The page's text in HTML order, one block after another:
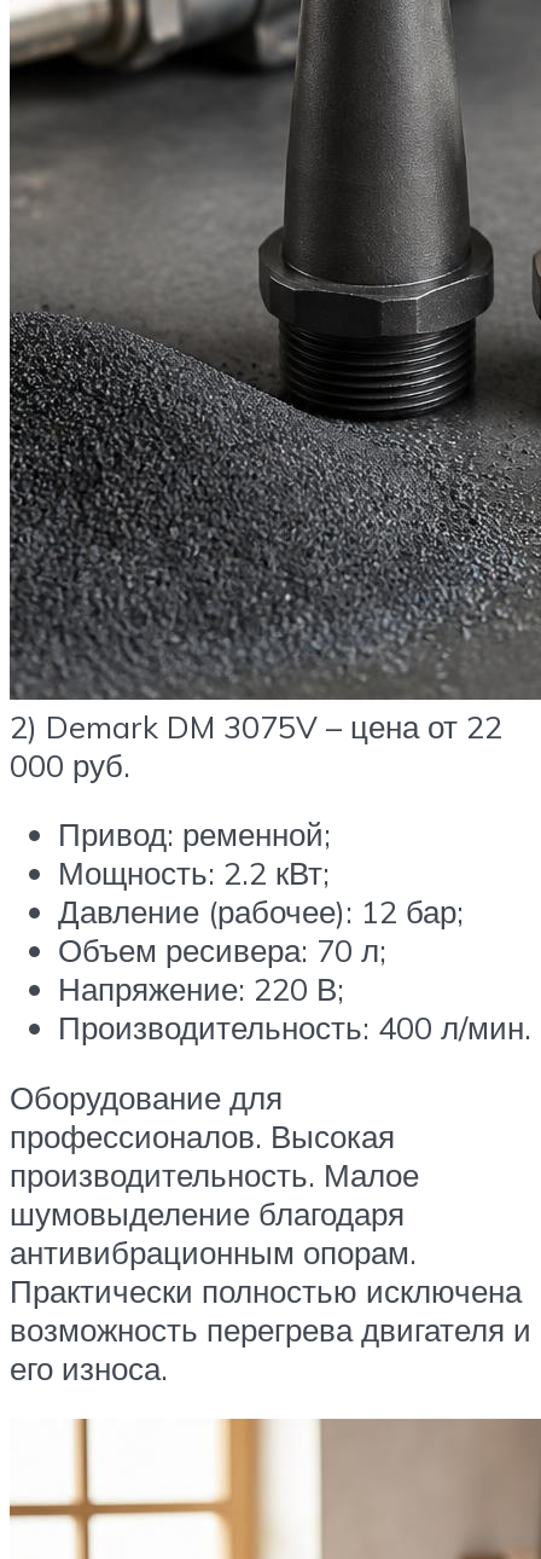
2) Demark DM 3075V – цена от 22
000 руб.
Привод: ременной;
Мощность: 2.2 кВт;
Давление (рабочее): 12 бар;
Объем ресивера: 70 л;
Напряжение: 220 В;
Производительность: 400 л/мин.
Оборудование для
профессионалов. Высокая
производительность. Малое
шумовыделение благодаря
антивибрационным опорам.
Практически полностью исключена
возможность перегрева двигателя и
его износа.